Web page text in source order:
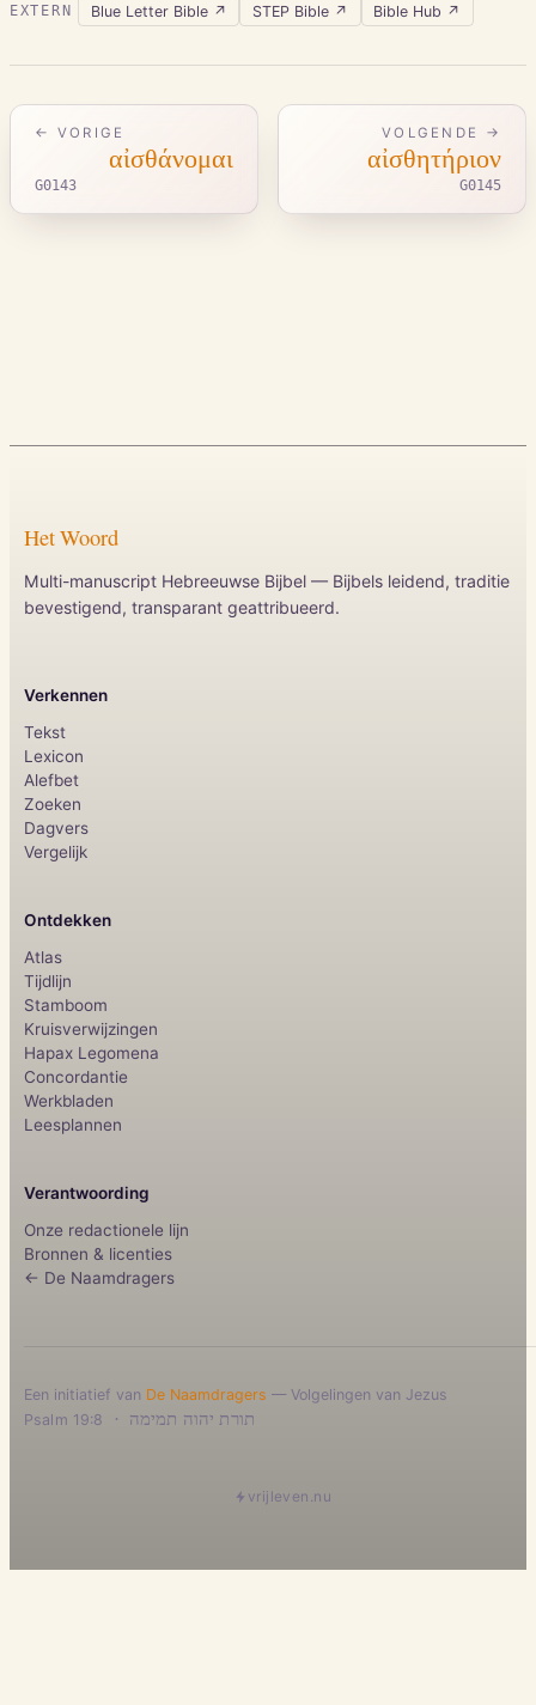
EXTERN Blue Letter Bible↗ STEP Bible↗ Bible Hub ↗
← VORIGE
αἰσθάνομαι
G0143
VOLGENDE →
αἰσθητήριον
G0145
Het Woord
Multi-manuscript Hebreeuwse Bijbel — Bijbels leidend, traditie
bevestigend, transparant geattribueerd.
Verkennen
Tekst
Lexicon
Alefbet
Zoeken
Dagvers
Vergelijk
Ontdekken
Atlas
Tijdlijn
Stamboom
Kruisverwijzingen
Hapax Legomena
Concordantie
Werkbladen
Leesplannen
Verantwoording
Onze redactionele lijn
Bronnen & licenties
← De Naamdragers
Een initiatief van De Naamdragers — Volgelingen van Jezus
תורת יהוה תמימה ·
Psalm 19:8
vrijleven.nu